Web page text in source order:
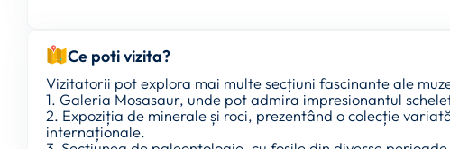
Ce poti vizita?
Vizitatorii pot explora mai multe secțiuni fascinante ale
1. Galeria Mosasaur, unde pot admira impresionantul
2. Expoziția de minerale și roci, prezentând o colecție
internaționale.